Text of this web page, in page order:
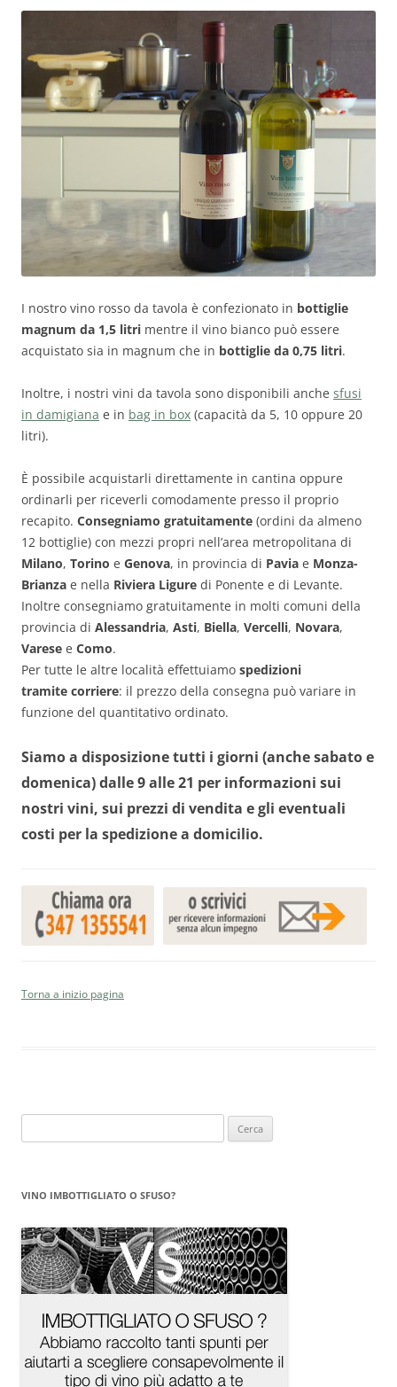
I nostro vino rosso da tavola è confezionato in bottiglie
magnum da 1,5 litri mentre il vino bianco può essere
acquistato sia in magnum che in bottiglie da 0,75 litri.
Inoltre, i nostri vini da tavola sono disponibili anche sfusi
in damigiana e in bag in box (capacità da 5, 10 oppure 20
litri).
È possibile acquistarli direttamente in cantina oppure
ordinarli per riceverli comodamente presso il proprio
recapito. Consegniamo gratuitamente (ordini da almeno
12 bottiglie) con mezzi propri nell’area metropolitana di
Milano, Torino e Genova, in provincia di Pavia e Monza-
Brianza e nella Riviera Ligure di Ponente e di Levante.
Inoltre consegniamo gratuitamente in molti comuni della
provincia di Alessandria, Asti, Biella, Vercelli, Novara,
Varese e Como.
Per tutte le altre località effettuiamo spedizioni
tramite corriere: il prezzo della consegna può variare in
funzione del quantitativo ordinato.
Siamo a disposizione tutti i giorni (anche sabato e
domenica) dalle 9 alle 21 per informazioni sui
nostri vini, sui prezzi di vendita e gli eventuali
costi per la spedizione a domicilio.
Torna a inizio pagina
per:
VINO IMBOTTIGLIATO O SFUSO?